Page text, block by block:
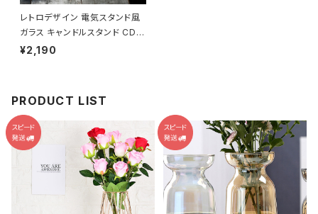
レトロデザイン 電気スタンド風
ガラス キャンドルスタンド CDS
T001
¥2,190
PRODUCT LIST